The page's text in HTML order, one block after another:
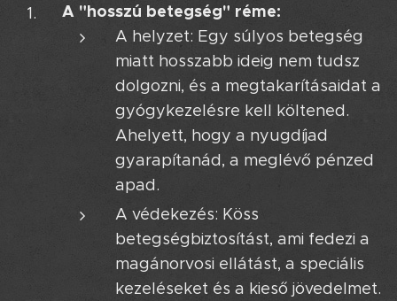
A "hosszú betegség" réme:
A helyzet: Egy súlyos betegség
miatt hosszabb ideig nem tudsz
dolgozni, és a megtakarításaidat a
gyógykezelésre kell költened.
Ahelyett, hogy a nyugdíjad
gyarapítanád, a meglévő pénzed
apad.
A védekezés: Köss
betegségbiztosítást, ami fedezi a
magánorvosi ellátást, a speciális
kezeléseket és a kieső jövedelmet.